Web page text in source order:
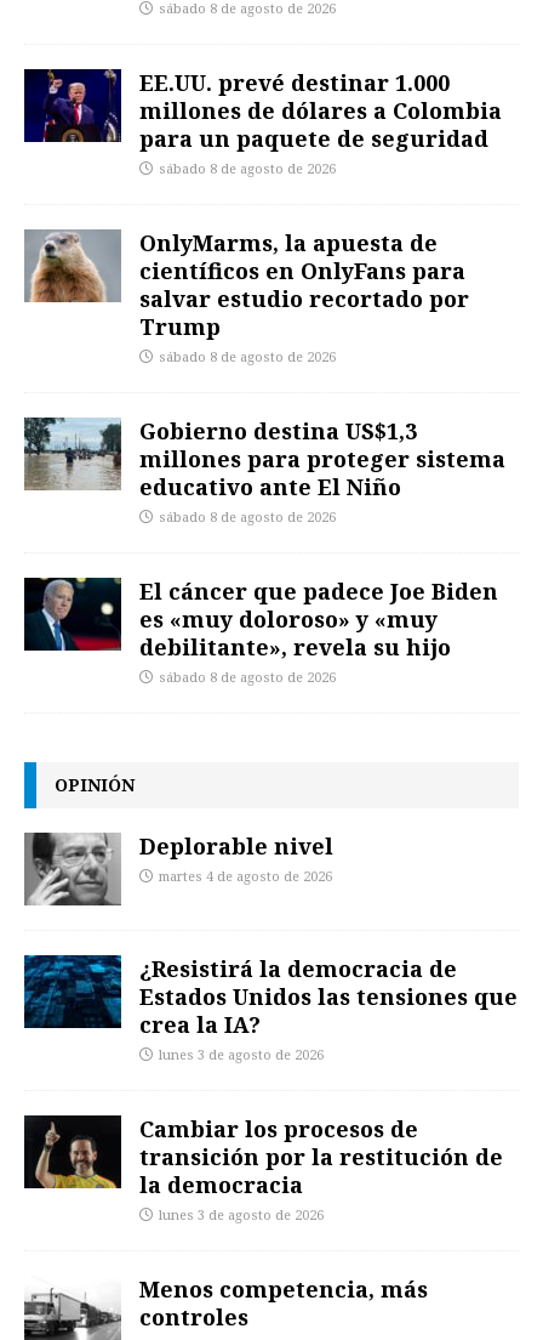
sábado 8 de agosto de 2026
EE.UU. prevé destinar 1.000
millones de dólares a Colombia
para un paquete de seguridad
sábado 8 de agosto de 2026
OnlyMarms, la apuesta de
científicos en OnlyFans para
salvar estudio recortado por
Trump
sábado 8 de agosto de 2026
Gobierno destina US$1,3
millones para proteger sistema
educativo ante El Niño
sábado 8 de agosto de 2026
El cáncer que padece Joe Biden
es «muy doloroso» y «muy
debilitante», revela su hijo
sábado 8 de agosto de 2026
OPINIÓN
Deplorable nivel
martes 4 de agosto de 2026
¿Resistirá la democracia de
Estados Unidos las tensiones que
crea la IA?
lunes 3 de agosto de 2026
Cambiar los procesos de
transición por la restitución de
la democracia
lunes 3 de agosto de 2026
Menos competencia, más
controles